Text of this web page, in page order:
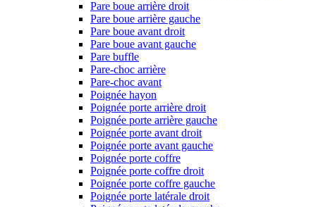
Pare boue arrière droit
Pare boue arrière gauche
Pare boue avant droit
Pare boue avant gauche
Pare buffle
Pare-choc arrière
Pare-choc avant
Poignée hayon
Poignée porte arrière droit
Poignée porte arrière gauche
Poignée porte avant droit
Poignée porte avant gauche
Poignée porte coffre
Poignée porte coffre droit
Poignée porte coffre gauche
Poignée porte latérale droit